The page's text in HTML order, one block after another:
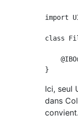
import
class
Ici, seul
dans
convient.